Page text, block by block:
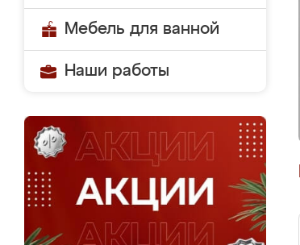
Мебель для ванной
Наши работы